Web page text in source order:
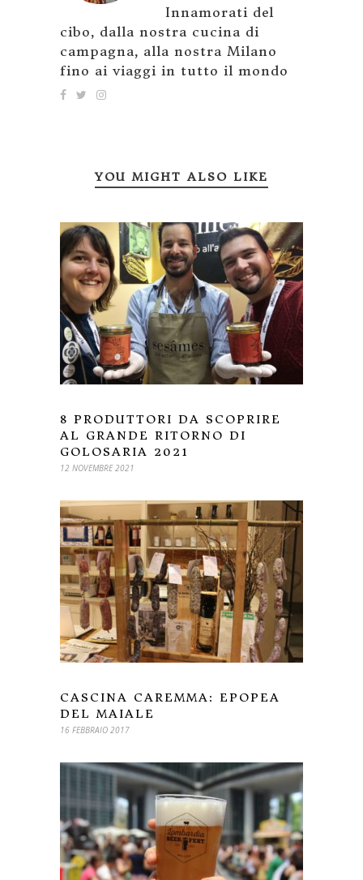
Innamorati del
cibo, dalla nostra cucina di
campagna, alla nostra Milano
fino ai viaggi in tutto il mondo
YOU MIGHT ALSO LIKE
8 PRODUTTORI DA SCOPRIRE
AL GRANDE RITORNO DI
GOLOSARIA 2021
12 NOVEMBRE 2021
CASCINA CAREMMA: EPOPEA
DEL MAIALE
16 FEBBRAIO 2017